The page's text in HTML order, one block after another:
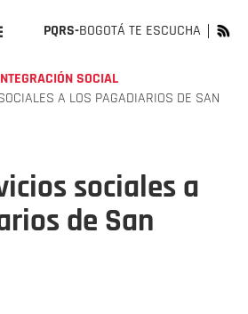
PQRS-BOGOTÁ TE ESCUCHA
SOCIAL
A LOS PAGADIARIOS DE SAN
sociales a
de San